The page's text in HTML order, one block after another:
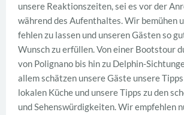
unsere Reaktionszeiten, sei es vor der
während des Aufenthaltes. Wir bemühen
fehlen zu lassen und unseren Gästen so
Wunsch zu erfüllen. Von einer Bootstour
von Polignano bis hin zu Delphin-
allem schätzen unsere Gäste unsere
lokalen Küche und unsere Tipps zu den
und Sehenswürdigkeiten. Wir empfehlen